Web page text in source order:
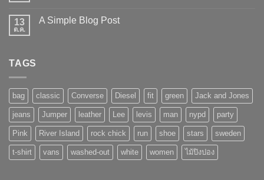
13
ต.ค.
A Simple Blog Post
TAGS
bag classic Converse Diesel fit green Jack and Jones
jeans Jumper leather Lee levis man nypd party
Pink River Island rock chick run shoe stars sweden
t-shirt vans washed-out white women ไม้ปิงปอง